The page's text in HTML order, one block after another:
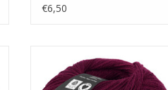
€6,50
TOEVOEGEN AAN WINKELWAGEN